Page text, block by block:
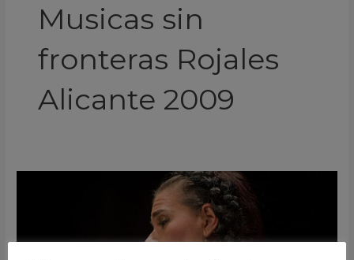
Musicas sin
fronteras Rojales
Alicante 2009
Manuel